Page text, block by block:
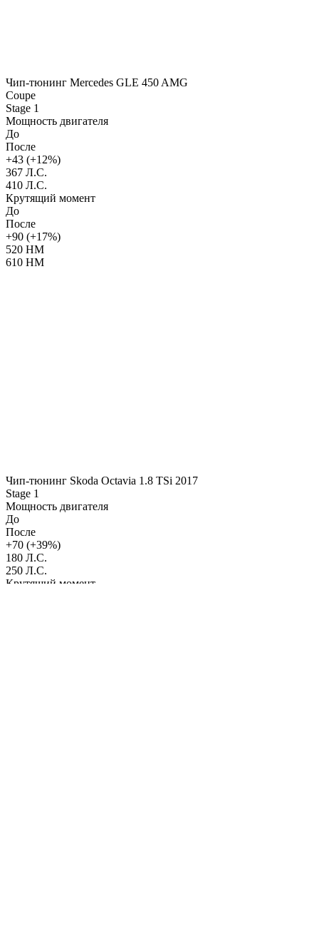
Чип-тюнинг Mercedes GLE 450 AMG
Coupe
Stage 1
Мощность двигателя
До
После
+43 (+12%)
367 Л.С.
410 Л.С.
Крутящий момент
До
После
+90 (+17%)
520 НМ
610 НМ
Чип-тюнинг Skoda Octavia 1.8 TSi 2017
Stage 1
Мощность двигателя
До
После
+70 (+39%)
180 Л.С.
250 Л.С.
Крутящий момент